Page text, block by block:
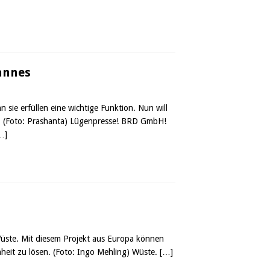
sie erfüllen eine wichtige Funktion. Nun will
Prashanta) Lügenpresse! BRD GmbH!
Mit diesem Projekt aus Europa können
zu lösen. (Foto: Ingo Mehling) Wüste. […]